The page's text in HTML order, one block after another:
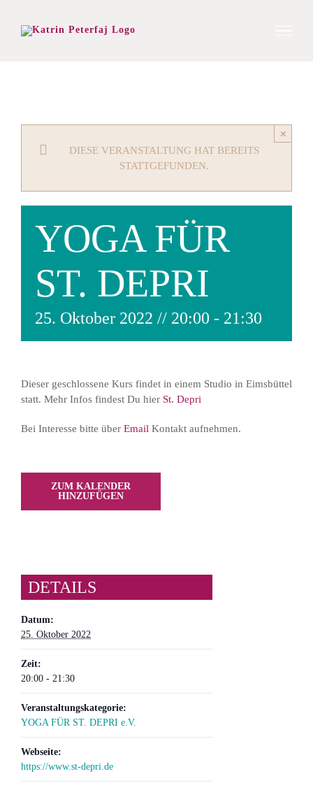
springen
DIESE VERANSTALTUNG HAT BEREITS
STATTGEFUNDEN.
×
YOGA FÜR
ST. DEPRI
25. Oktober 2022 // 20:00 - 21:30
Dieser geschlossene Kurs findet in einem Studio in Eimsbüttel
statt. Mehr Infos findest Du hier St. Depri
Bei Interesse bitte über Email Kontakt aufnehmen.
ZUM KALENDER
HINZUFÜGEN
DETAILS
Datum:
25. Oktober 2022
Zeit:
20:00 - 21:30
Veranstaltungskategorie:
YOGA FÜR ST. DEPRI e.V.
Webseite:
https://www.st-depri.de